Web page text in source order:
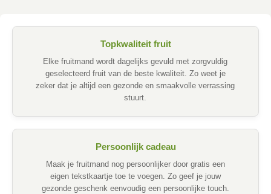
Topkwaliteit fruit
Elke fruitmand wordt dagelijks gevuld met zorgvuldig
geselecteerd fruit van de beste kwaliteit. Zo weet je
zeker dat je altijd een gezonde en smaakvolle verrassing
stuurt.
Persoonlijk cadeau
Maak je fruitmand nog persoonlijker door gratis een
eigen tekstkaartje toe te voegen. Zo geef je jouw
gezonde geschenk eenvoudig een persoonlijke touch.